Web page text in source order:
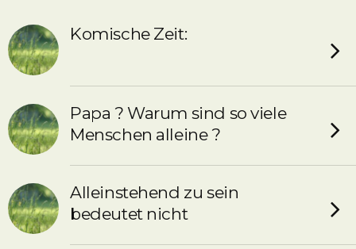
Komische Zeit:
Papa ? Warum sind so viele
Menschen alleine ?
Alleinstehend zu sein
bedeutet nicht